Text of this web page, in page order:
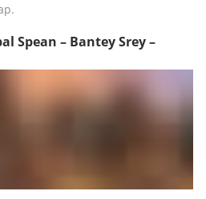
Spean – Bantey Srey –